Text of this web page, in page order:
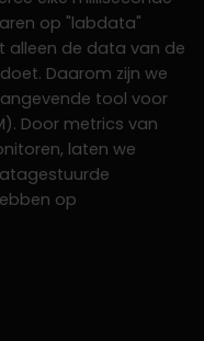
op "labdata"
alleen de data van de
Daarom zijn we
tool voor
Door metrics van
laten we
op